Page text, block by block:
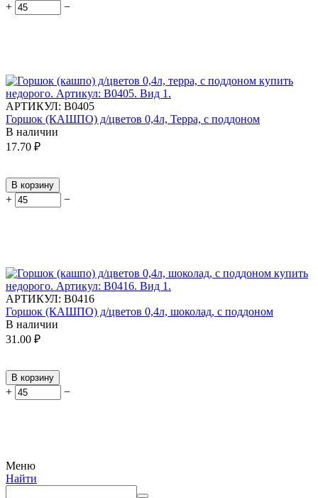
+ −
АРТИКУЛ: В0405
Горшок (КАШПО) д/цветов 0,4л, Терра, с поддоном
В наличии
17.70 ₽
В корзину
+ −
АРТИКУЛ: В0416
Горшок (КАШПО) д/цветов 0,4л, шоколад, с поддоном
В наличии
31.00 ₽
В корзину
+ −
Меню
Найти